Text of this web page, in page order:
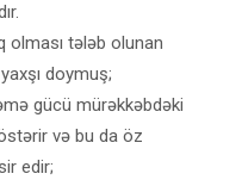
olması tələb olunan
doymuş;
gücü mürəkkəbdəki
və bu da öz
edir;